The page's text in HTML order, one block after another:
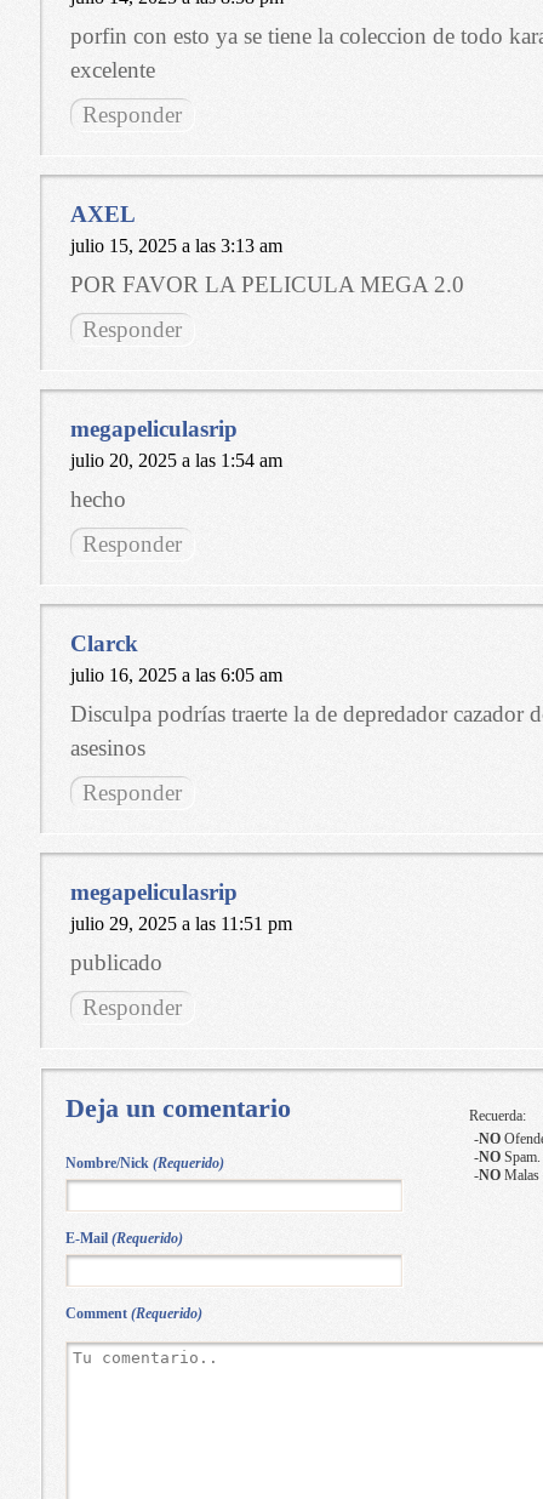
porfin con esto ya se tiene la coleccion de todo
excelente
Responder
AXEL
julio 15, 2025 a las 3:13 am
POR FAVOR LA PELICULA MEGA 2.0
Responder
megapeliculasrip
julio 20, 2025 a las 1:54 am
hecho
Responder
Clarck
julio 16, 2025 a las 6:05 am
Disculpa podrías traerte la de depredador cazador
asesinos
Responder
megapeliculasrip
julio 29, 2025 a las 11:51 pm
publicado
Responder
Deja un comentario
Comment (Requerido)
Recuerda:
-NO
-NOSpam.
-NOMalas
Nombre/Nick (Requerido)
E-Mail (Requerido)